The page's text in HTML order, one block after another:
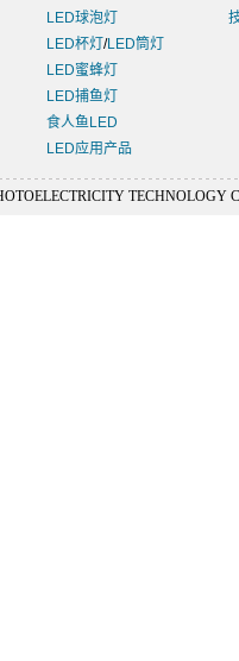
LED球泡灯
LED杯灯 /LED筒灯
LED蜜蜂灯
LED捕鱼灯
食人鱼LED
LED应用产品
TECHNOLOGY